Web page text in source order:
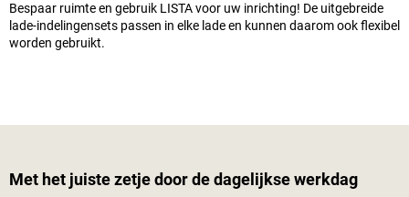
Bespaar ruimte en gebruik LISTA voor uw inrichting! De uitgebreide
lade-indelingensets passen in elke lade en kunnen daarom ook flexibel
worden gebruikt.
Met het juiste zetje door de dagelijkse werkdag